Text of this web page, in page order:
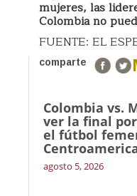
mujeres, las
Colombia no
FUENTE: EL
comparte
Colombia vs.
ver la final
el fútbol
agosto 5, 2026